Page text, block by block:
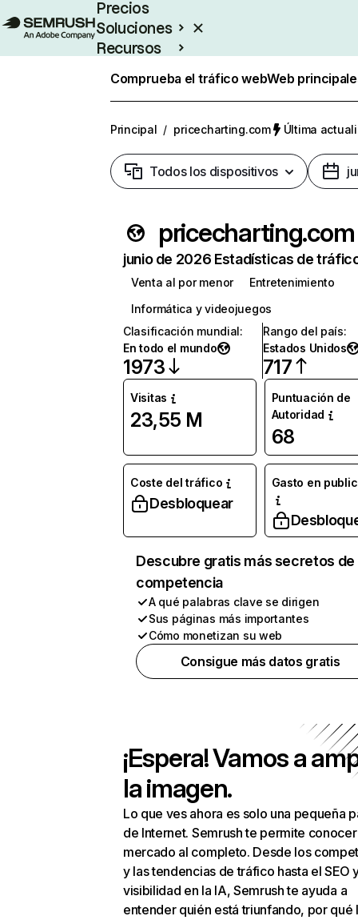
Precios
Soluciones
Recursos
Comprueba el tráfico webWeb
Principal / pricecharting.com Última
Todos los dispositivos
pricecharting.com
junio de 2026 Estadísticas de
Venta al por menor
Entretenimiento
Informática y videojuegos
Clasificación mundial:
En todo el mundo
1973
Rango del país:
Estados Unidos
717
Visitas
23,55 M
Puntuación de
Autoridad
68
Coste del tráfico
Desbloquear
Gasto en
Descubre gratis más secretos de
competencia
A qué palabras clave se dirigen
Sus páginas más importantes
Cómo monetizan su web
Consigue más datos gratis
¡Espera! Vamos a
la imagen.
Lo que ves ahora es solo una pequeña
de Internet. Semrush te permite
mercado al completo. Desde los
y las tendencias de tráfico hasta el SEO
visibilidad en la IA, Semrush te ayuda a
entender quién está triunfando, por qué